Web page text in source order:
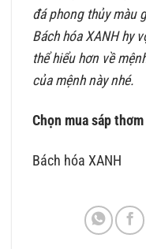
đá phong thủy màu
Bách hóa XANH hy
thể hiểu hơn về
của mệnh này nhé.
Chọn mua sáp
Bách hóa XANH